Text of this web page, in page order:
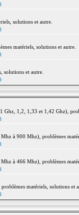
solutions et autre.
matériels, solutions et autre.
solutions et autre.
1,2, 1,33 et 1,42 Ghz),
à 900 Mhz), problèmes
à 466 Mhz), problèmes
matériels, solutions et